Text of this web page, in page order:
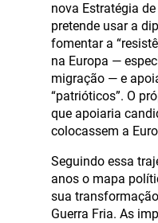
nova Estratégia
pretende usar a
fomentar a
na Europa —
migração — e
“patrióticos”. O
que apoiaria
colocassem a
Seguindo essa
anos o mapa
sua
Guerra Fria. As